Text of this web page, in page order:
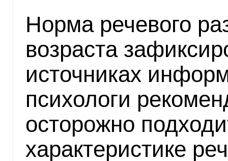
Норма речевого
возраста
источниках
психологи
осторожно
характеристике